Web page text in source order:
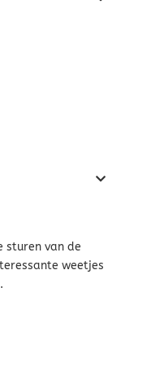
sturen van de
weetjes